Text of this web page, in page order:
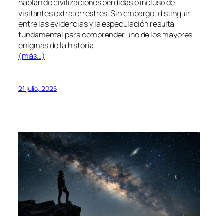
hablan de civilizaciones perdidas o incluso de
visitantes extraterrestres. Sin embargo, distinguir
entre las evidencias y la especulación resulta
fundamental para comprender uno de los mayores
enigmas de la historia.
(más…)
21 julio, 2026